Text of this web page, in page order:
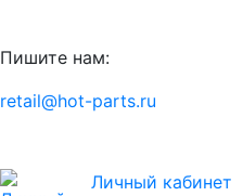
Пишите нам:
retail@hot-parts.ru
Личный кабинет